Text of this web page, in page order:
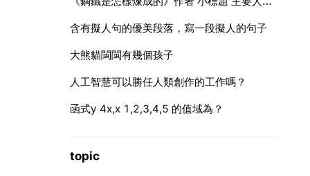
含有擬人句的優美段落，寫一段擬人的句子
大熊貓閩閩有幾個孩子
人工智慧可以勝任人類創作的工作嗎？
函式y 4x,x 1,2,3,4,5 的值域為？
topic